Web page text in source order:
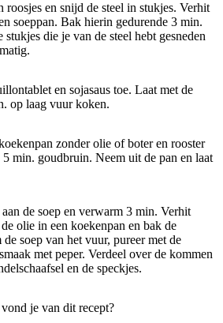
roosjes en snijd de steel in stukjes. Verhit
soeppan. Bak hierin gedurende 3 min.
die je van de steel hebt gesneden
en sojasaus toe. Laat met de
op laag vuur koken.
zonder olie of boter en rooster
5 min. goudbruin. Neem uit de pan en laat
de soep en verwarm 3 min. Verhit
olie in een koekenpan en bak de
soep van het vuur, pureer met de
met peper. Verdeel over de kommen
en de speckjes.
je van dit recept?